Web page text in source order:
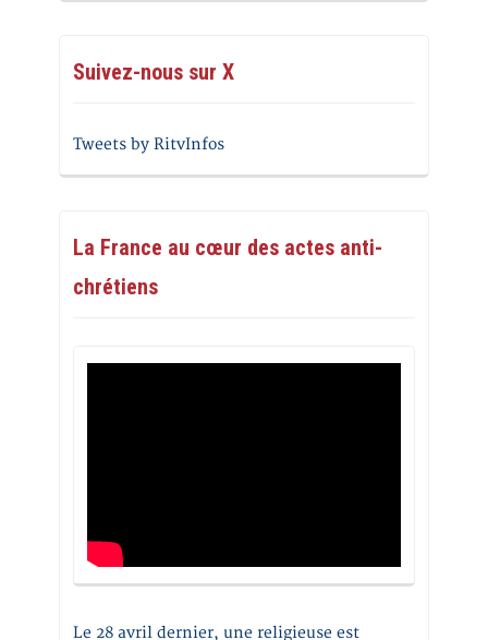
Suivez-nous sur X
Tweets by RitvInfos
La France au cœur des actes anti-
chrétiens
Le 28 avril dernier, une religieuse est